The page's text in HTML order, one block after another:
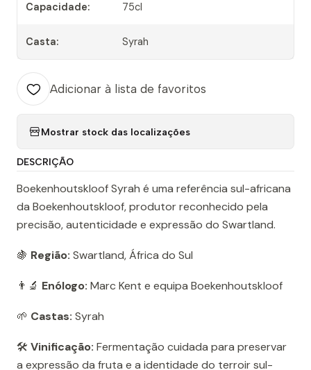
Capacidade: 75cl
Casta: Syrah
Adicionar à lista de favoritos
Mostrar stock das localizações
DESCRIÇÃO
Boekenhoutskloof Syrah é uma referência sul-africana
da Boekenhoutskloof, produtor reconhecido pela
precisão, autenticidade e expressão do Swartland.
🍇 Região: Swartland, África do Sul
👨‍🔬 Enólogo: Marc Kent e equipa Boekenhoutskloof
🌱 Castas: Syrah
🛠️ Vinificação: Fermentação cuidada para preservar
a expressão da fruta e a identidade do terroir sul-